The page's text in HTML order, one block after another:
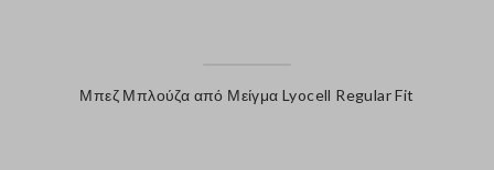
Μπεζ Μπλούζα από Μείγμα Lyocell Regular Fit